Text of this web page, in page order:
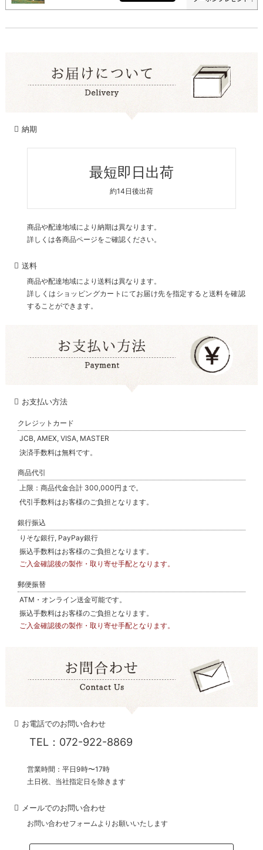
納期
最短即日出荷
約14日後出荷
商品や配達地域により納期は異なります。
詳しくは各商品ページをご確認ください。
送料
商品や配達地域により送料は異なります。
詳しくはショッピングカートにてお届け先を指定すると送料を確認
することができます。
お支払い方法
クレジットカード
JCB, AMEX, VISA, MASTER
決済手数料は無料です。
商品代引
上限：商品代金合計 300,000円まで。
代引手数料はお客様のご負担となります。
銀行振込
りそな銀行, PayPay銀行
振込手数料はお客様のご負担となります。
ご入金確認後の製作・取り寄せ手配となります。
郵便振替
ATM・オンライン送金可能です。
振込手数料はお客様のご負担となります。
ご入金確認後の製作・取り寄せ手配となります。
お電話でのお問い合わせ
TEL：072-922-8869
営業時間：平日9時〜17時
土日祝、当社指定日を除きます
メールでのお問い合わせ
お問い合わせフォームよりお願いいたします